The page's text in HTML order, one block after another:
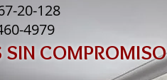
SIN COMPROMISO
20-128
4979